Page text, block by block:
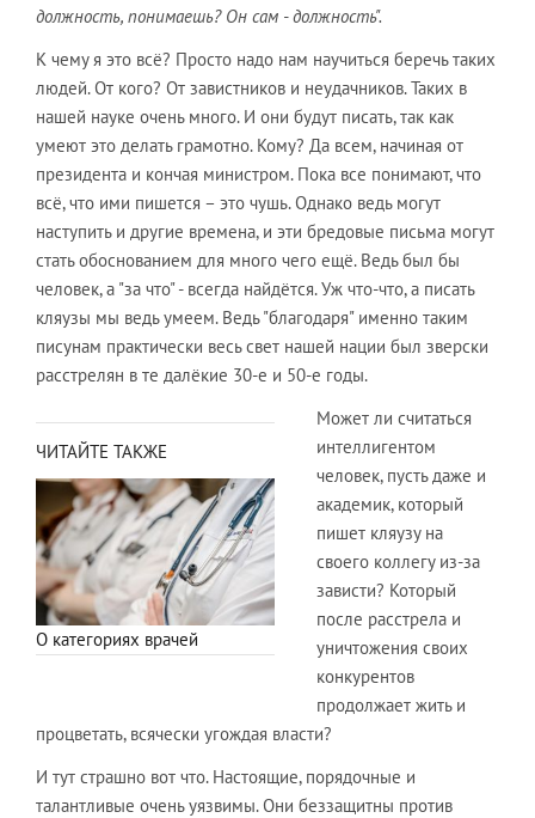
должность, понимаешь? Он сам - должность".
К чему я это всё? Просто надо нам научиться беречь таких
людей. От кого? От завистников и неудачников. Таких в
нашей науке очень много. И они будут писать, так как
умеют это делать грамотно. Кому? Да всем, начиная от
президента и кончая министром. Пока все понимают, что
всё, что ими пишется – это чушь. Однако ведь могут
наступить и другие времена, и эти бредовые письма могут
стать обоснованием для много чего ещё. Ведь был бы
человек, а "за что" - всегда найдётся. Уж что-что, а писать
кляузы мы ведь умеем. Ведь "благодаря" именно таким
писунам практически весь свет нашей нации был зверски
расстрелян в те далёкие 30-е и 50-е годы.
ЧИТАЙТЕ ТАКЖЕ
О категориях врачей
Может ли считаться
интеллигентом
человек, пусть даже и
академик, который
пишет кляузу на
своего коллегу из-за
зависти? Который
после расстрела и
уничтожения своих
конкурентов
продолжает жить и
процветать, всячески угождая власти?
И тут страшно вот что. Настоящие, порядочные и
талантливые очень уязвимы. Они беззащитны против